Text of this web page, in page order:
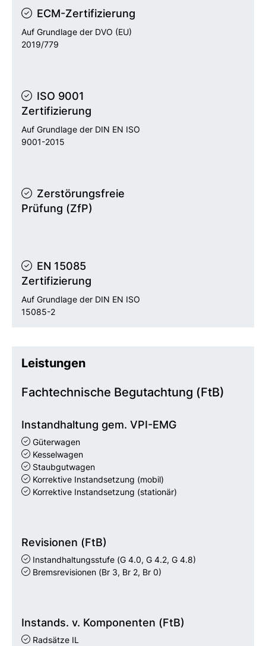
ECM-Zertifizierung
Auf Grundlage der DVO (EU)
2019/779
ISO 9001
Zertifizierung
Auf Grundlage der DIN EN ISO
9001-2015
Zerstörungsfreie
Prüfung (ZfP)
EN 15085
Zertifizierung
Auf Grundlage der DIN EN ISO
15085-2
Leistungen
Fachtechnische Begutachtung (FtB)
Instandhaltung gem. VPI-EMG
Güterwagen
Kesselwagen
Staubgutwagen
Korrektive Instandsetzung (mobil)
Korrektive Instandsetzung (stationär)
Revisionen (FtB)
Instandhaltungsstufe (G 4.0, G 4.2, G 4.8)
Bremsrevisionen (Br 3, Br 2, Br 0)
Instands. v. Komponenten (FtB)
Radsätze IL